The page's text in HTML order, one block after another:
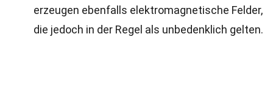
erzeugen ebenfalls elektromagnetische Felder,
die jedoch in der Regel als unbedenklich gelten.